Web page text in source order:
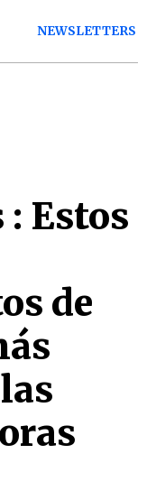
NEWSLETTERS
Estos
de